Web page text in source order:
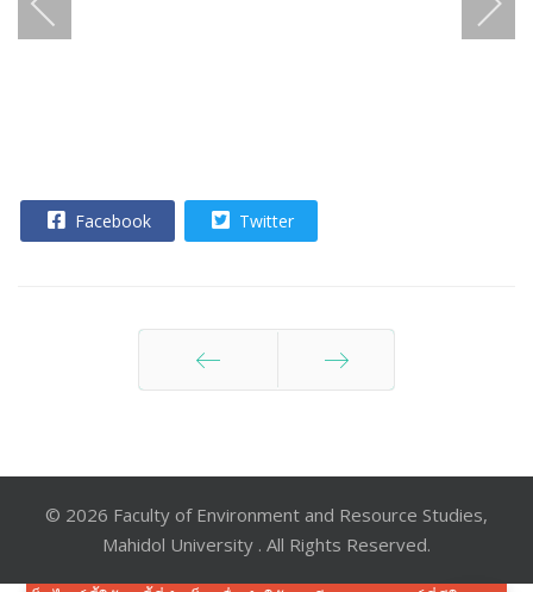
Facebook Twitter
© 2026 Faculty of Environment and Resource Studies,
Mahidol University . All Rights Reserved.